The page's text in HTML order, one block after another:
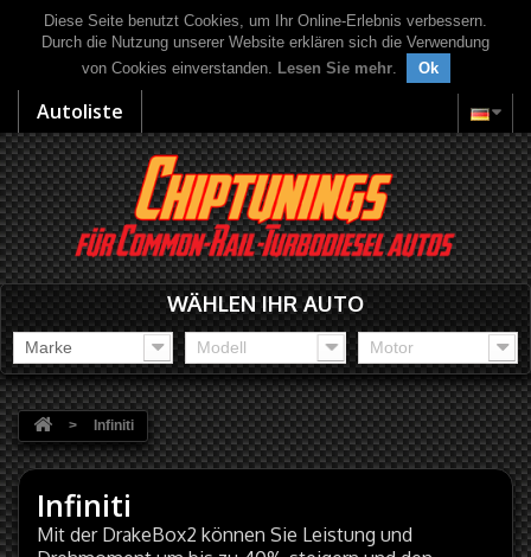
Diese Seite benutzt Cookies, um Ihr Online-Erlebnis verbessern.
Durch die Nutzung unserer Website erklären sich die Verwendung
von Cookies einverstanden. Lesen Sie mehr. Ok
Autoliste
WÄHLEN IHR AUTO
Marke Modell Motor
> Infiniti
Infiniti
Mit der DrakeBox2 können Sie Leistung und